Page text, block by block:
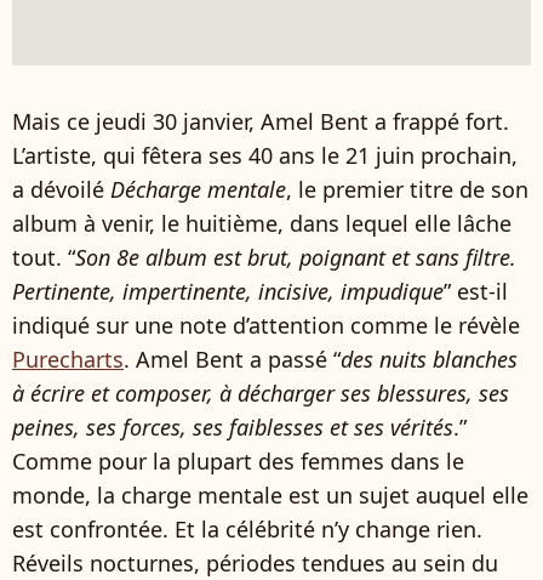
Mais ce jeudi 30 janvier, Amel Bent a frappé fort.
L’artiste, qui fêtera ses 40 ans le 21 juin prochain,
a dévoilé Décharge mentale, le premier titre de son
album à venir, le huitième, dans lequel elle lâche
tout. “Son 8e album est brut, poignant et sans filtre.
Pertinente, impertinente, incisive, impudique” est-il
indiqué sur une note d’attention comme le révèle
Purecharts. Amel Bent a passé “des nuits blanches
à écrire et composer, à décharger ses blessures, ses
peines, ses forces, ses faiblesses et ses vérités.”
Comme pour la plupart des femmes dans le
monde, la charge mentale est un sujet auquel elle
est confrontée. Et la célébrité n’y change rien.
Réveils nocturnes, périodes tendues au sein du